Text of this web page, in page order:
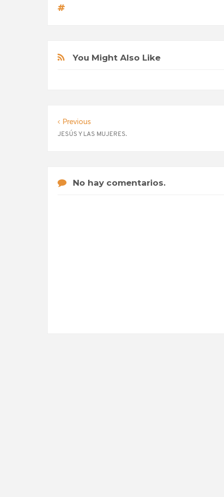
You Might Also Like
Previous
JESÚS Y LAS MUJERES.
No hay comentarios.